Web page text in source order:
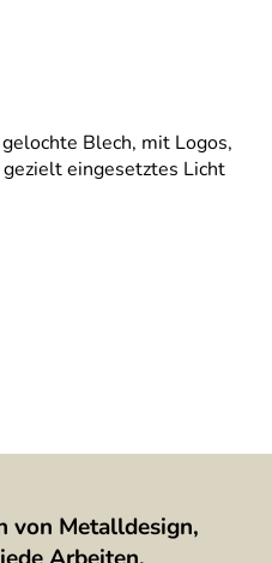
Blech, mit Logos,
eingesetztes Licht
von Metalldesign,